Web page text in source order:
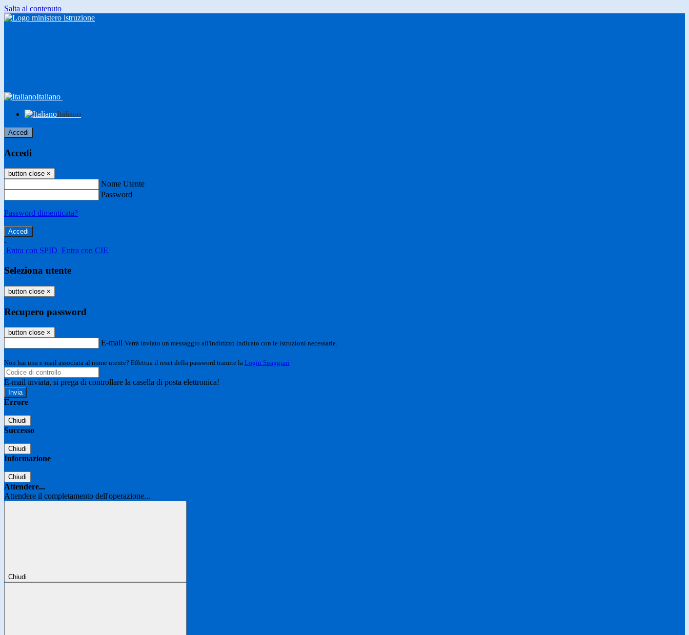
Salta al contenuto
Italiano
Italiano
Accedi
Accedi
button close ×
Nome Utente
Password
Password dimenticata?
-
Entra con SPID Entra con CIE
Seleziona utente
button close ×
Recupero password
button close ×
E-mail Verrà inviato un messaggio all'indirizzo indicato con le istruzioni necessarie.
Non hai una e-mail associata al nome utente? Effettua il reset della password tramite la Login Spaggiari
E-mail inviata, si prega di controllare la casella di posta elettronica!
Errore
Chiudi
Successo
Chiudi
Informazione
Chiudi
Attendere...
Attendere il completamento dell'operazione...
Chiudi